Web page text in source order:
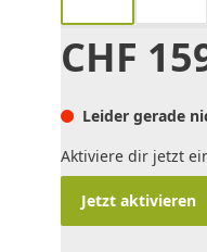
CHF
Leider gerade
Aktiviere dir jetzt
Jetzt aktivieren